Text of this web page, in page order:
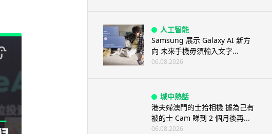
人工智能
Samsung 展示 Galaxy AI 新方
向 未來手機毋須輸入文字...
06.08.2026
城中熱話
港夫婦澳門的士拾相機 據為己有
被的士 Cam 睇到 2 個月後再...
06.08.2026